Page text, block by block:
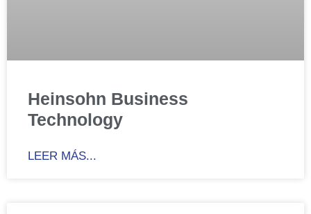
Heinsohn Business
Technology
LEER MÁS...